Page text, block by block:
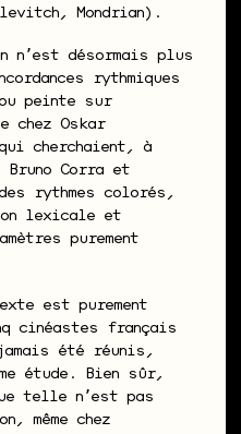
Mondrian).
nʼest désormais plus
rythmiques
peinte sur
chez Oskar
cherchaient, à
Corra et
rythmes colorés,
lexicale et
purement
est purement
cinéastes français
été réunis,
étude. Bien sûr,
telle nʼest pas
même chez